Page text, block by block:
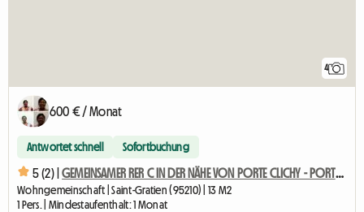
4
600 € / Monat
Antwortet schnell Sofortbuchung
5 (2) | GEMEINSAMER RER C IN DER NÄHE VON PORTE CLICHY - PORTE MAILLOT
Wohngemeinschaft | Saint-Gratien (95210) | 13 M2
1 Pers. | Mindestaufenthalt: 1 Monat